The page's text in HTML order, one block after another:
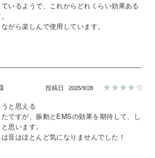
いるようで、これからどれくらい効果ある
がら楽しんで使用しています。
投稿日 2025/9/28
と思える
ですが、振動とEMSの効果を期待して、し
思います。
音はほとんど気になりませんでした！